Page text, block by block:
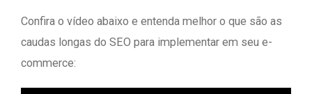
Confira o vídeo abaixo e entenda melhor o que são as
caudas longas do SEO para implementar em seu e-
commerce: